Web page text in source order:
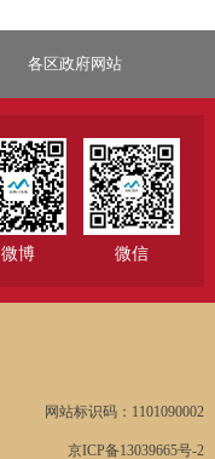
各区政府网站
微博 微信
网站标识码：1101090002
京ICP备13039665号-2